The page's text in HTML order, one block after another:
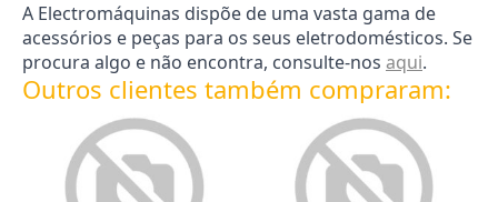
A Electromáquinas dispõe de uma vasta gama de
acessórios e peças para os seus eletrodomésticos. Se
procura algo e não encontra, consulte-nos aqui.
Outros clientes também compraram: